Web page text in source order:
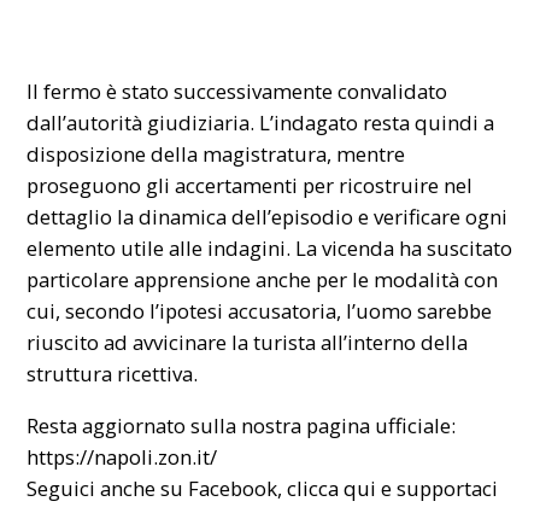
Il fermo è stato successivamente convalidato
dall’autorità giudiziaria. L’indagato resta quindi a
disposizione della magistratura, mentre
proseguono gli accertamenti per ricostruire nel
dettaglio la dinamica dell’episodio e verificare ogni
elemento utile alle indagini. La vicenda ha suscitato
particolare apprensione anche per le modalità con
cui, secondo l’ipotesi accusatoria, l’uomo sarebbe
riuscito ad avvicinare la turista all’interno della
struttura ricettiva.
Resta aggiornato sulla nostra pagina ufficiale:
https://napoli.zon.it/
Seguici anche su Facebook,clicca qui e supportaci